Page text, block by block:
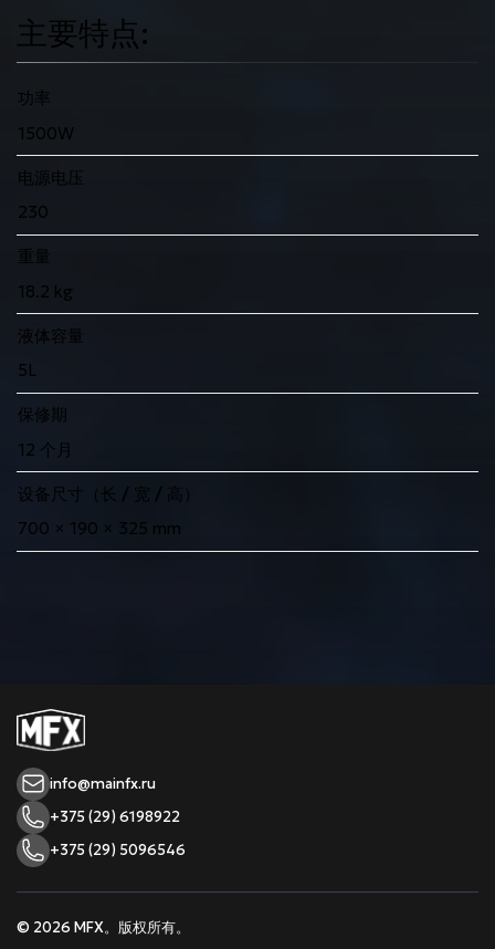
主要特点:
功率
1500W
电源电压
230
重量
18.2 kg
液体容量
5L
保修期
12 个月
设备尺寸（长 / 宽 / 高）
700 × 190 × 325 mm
info@mainfx.ru
+375 (29) 6198922
+375 (29) 5096546
© 2026 MFX。版权所有。